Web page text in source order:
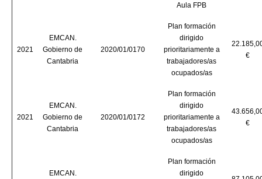
Aula FPB
2021
EMCAN.
Gobierno de
Cantabria
2020/01/0170
Plan formación
dirigido
prioritariamente a
trabajadores/as
ocupados/as
€
2021
EMCAN.
Gobierno de
Cantabria
2020/01/0172
Plan formación
dirigido
prioritariamente a
trabajadores/as
ocupados/as
€
EMCAN.
Plan formación
dirigido